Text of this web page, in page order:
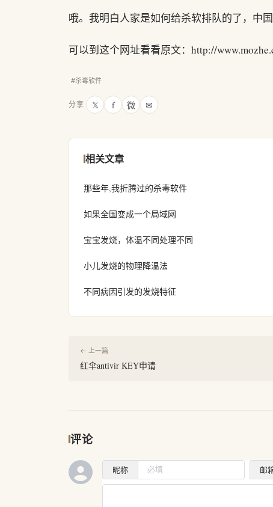
哦。我明白人家是如何给杀软排队的了，中
可以到这个网址看看原文：http://
#杀毒软件
分享 𝕏 f 微 ✉
相关文章
那些年,我折腾过的杀毒软件
如果全国变成一个局域网
宝宝发烧，体温不同处理不同
小儿发烧的物理降温法
不同病因引发的发烧特征
← 上一篇
红伞antivir KEY申请
评论
昵称 邮